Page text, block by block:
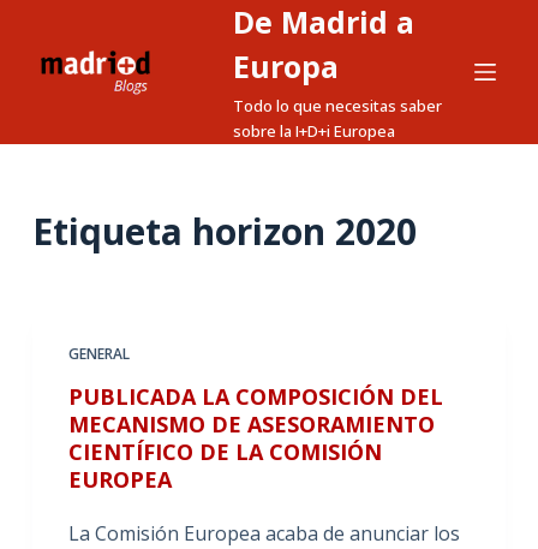
a
De Madrid a
Europa
Todo lo que necesitas saber
sobre la I+D+i Europea
Etiqueta horizon 2020
GENERAL
PUBLICADA LA COMPOSICIÓN DEL
MECANISMO DE ASESORAMIENTO
CIENTÍFICO DE LA COMISIÓN
EUROPEA
La Comisión Europea acaba de anunciar los